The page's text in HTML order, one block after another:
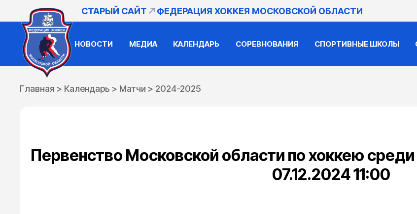
СТАРЫЙ САЙТ ФЕДЕРАЦИЯ ХОККЕЯ МОСКОВСКОЙ ОБЛАСТИ
НОВОСТИ МЕДИА КАЛЕНДАРЬ СОРЕВНОВАНИЯ СПОРТИВНЫЕ ШКОЛЫ
Главная > Календарь > Матчи > 2024-2025
Первенство Московской области по хоккею
07.12.2024 11:00